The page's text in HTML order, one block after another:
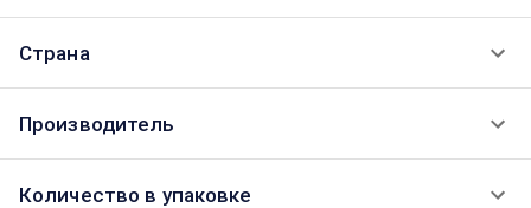
Страна
Производитель
Количество в упаковке